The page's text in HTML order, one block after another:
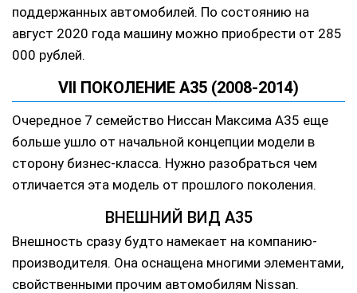
поддержанных автомобилей. По состоянию на
август 2020 года машину можно приобрести от 285
000 рублей.
VII ПОКОЛЕНИЕ A35 (2008-2014)
Очередное 7 семейство Ниссан Максима А35 еще
больше ушло от начальной концепции модели в
сторону бизнес-класса. Нужно разобраться чем
отличается эта модель от прошлого поколения.
ВНЕШНИЙ ВИД А35
Внешность сразу будто намекает на компанию-
производителя. Она оснащена многими элементами,
свойственными прочим автомобилям Nissan.